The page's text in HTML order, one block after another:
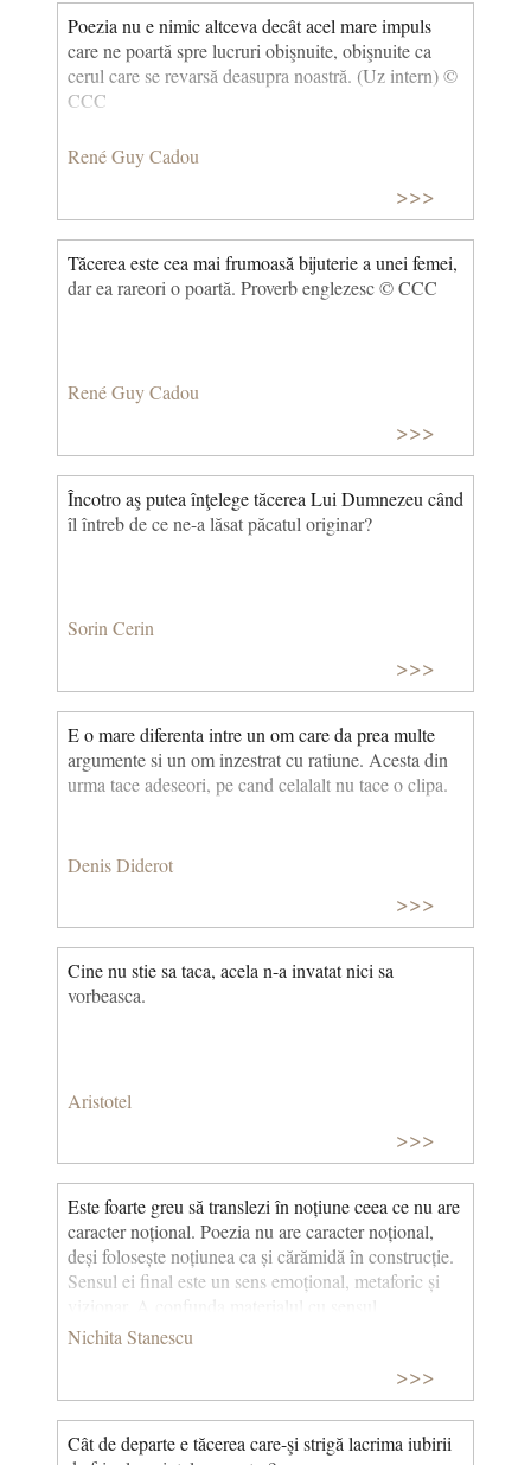
Poezia nu e nimic altceva decât acel mare impuls
care ne poartă spre lucruri obişnuite, obişnuite ca
cerul care se revarsă deasupra noastră. (Uz intern) ©
CCC
René Guy Cadou
>>>
Tăcerea este cea mai frumoasă bijuterie a unei femei,
dar ea rareori o poartă. Proverb englezesc © CCC
René Guy Cadou
>>>
Încotro aş putea înţelege tăcerea Lui Dumnezeu când
îl întreb de ce ne-a lăsat păcatul originar?
Sorin Cerin
>>>
E o mare diferenta intre un om care da prea multe
argumente si un om inzestrat cu ratiune. Acesta din
urma tace adeseori, pe cand celalalt nu tace o clipa.
Denis Diderot
>>>
Cine nu stie sa taca, acela n-a invatat nici sa
vorbeasca.
Aristotel
>>>
Este foarte greu să translezi în noțiune ceea ce nu are
caracter noțional. Poezia nu are caracter noțional,
deși folosește noțiunea ca și cărămidă în construcție.
Sensul ei final este un sens emoțional, metaforic și
materialului este un lucru foarte la îndemână și foarte
Nichita Stanescu
>>>
Cât de departe e tăcerea care-şi strigă lacrima iubirii